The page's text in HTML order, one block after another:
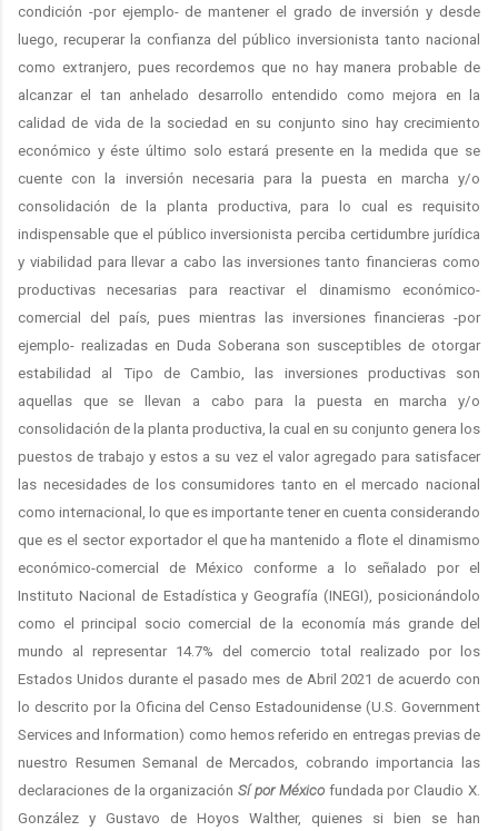
condición -por ejemplo- de mantener el grado de inversión y desde
luego, recuperar la confianza del público inversionista tanto nacional
como extranjero, pues recordemos que no hay manera probable de
alcanzar el tan anhelado desarrollo entendido como mejora en la
calidad de vida de la sociedad en su conjunto sino hay crecimiento
económico y éste último solo estará presente en la medida que se
cuente con la inversión necesaria para la puesta en marcha y/o
consolidación de la planta productiva, para lo cual es requisito
indispensable que el público inversionista perciba certidumbre jurídica
y viabilidad para llevar a cabo las inversiones tanto financieras como
productivas necesarias para reactivar el dinamismo económico-
comercial del país, pues mientras las inversiones financieras -por
ejemplo- realizadas en Duda Soberana son susceptibles de otorgar
estabilidad al Tipo de Cambio, las inversiones productivas son
aquellas que se llevan a cabo para la puesta en marcha y/o
consolidación de la planta productiva, la cual en su conjunto genera los
puestos de trabajo y estos a su vez el valor agregado para satisfacer
las necesidades de los consumidores tanto en el mercado nacional
como internacional, lo que es importante tener en cuenta considerando
que es el sector exportador el que ha mantenido a flote el dinamismo
económico-comercial de México conforme a lo señalado por el
Instituto Nacional de Estadística y Geografía (INEGI), posicionándolo
como el principal socio comercial de la economía más grande del
mundo al representar 14.7% del comercio total realizado por los
Estados Unidos durante el pasado mes de Abril 2021 de acuerdo con
lo descrito por la Oficina del Censo Estadounidense (U.S. Government
Services and Information) como hemos referido en entregas previas de
nuestro Resumen Semanal de Mercados, cobrando importancia las
declaraciones de la organizaciónSí por Méxicofundada por Claudio X.
González y Gustavo de Hoyos Walther, quienes si bien se han